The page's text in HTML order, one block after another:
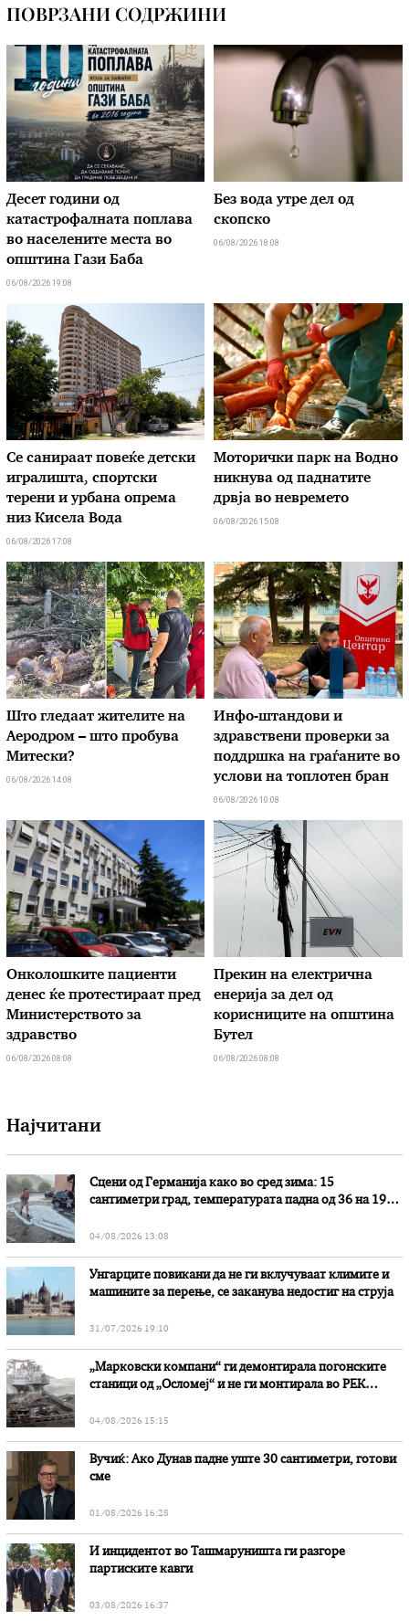
ПОВРЗАНИ СОДРЖИНИ
Десет години од
катастрофалната поплава
во населените места во
општина Гази Баба
06/08/2026 19:08
Без вода утре дел од
скопско
06/08/2026 18:08
Се санираат повеќе детски
игралишта, спортски
терени и урбана опрема
низ Кисела Вода
06/08/2026 17:08
Моторички парк на Водно
никнува од паднатите
дрвја во невремето
06/08/2026 15:08
Што гледаат жителите на
Аеродром – што пробува
Митески?
06/08/2026 14:08
Инфо-штандови и
здравствени проверки за
поддршка на граѓаните во
услови на топлотен бран
06/08/2026 10:08
Онколошките пациенти
денес ќе протестираат пред
Министерството за
здравство
06/08/2026 08:08
Прекин на електрична
енерија за дел од
корисниците на општина
Бутел
06/08/2026 08:08
Најчитани
Сцени од Германија како во сред зима: 15
сантиметри град, температурата падна од 36 на 19
04/08/2026 13:08
Унгарците повикани да не ги вклучуваат климите и
машините за перење, се заканува недостиг на струја
31/07/2026 19:10
„Марковски компани“ ги демонтирала погонските
станици од „Осломеј“ и не ги монтирала во РЕК
04/08/2026 15:15
Вучиќ: Ако Дунав падне уште 30 сантиметри, готови
сме
01/08/2026 16:28
И инцидентот во Ташмаруништa ги разгоре
партиските кавги
03/08/2026 16:37